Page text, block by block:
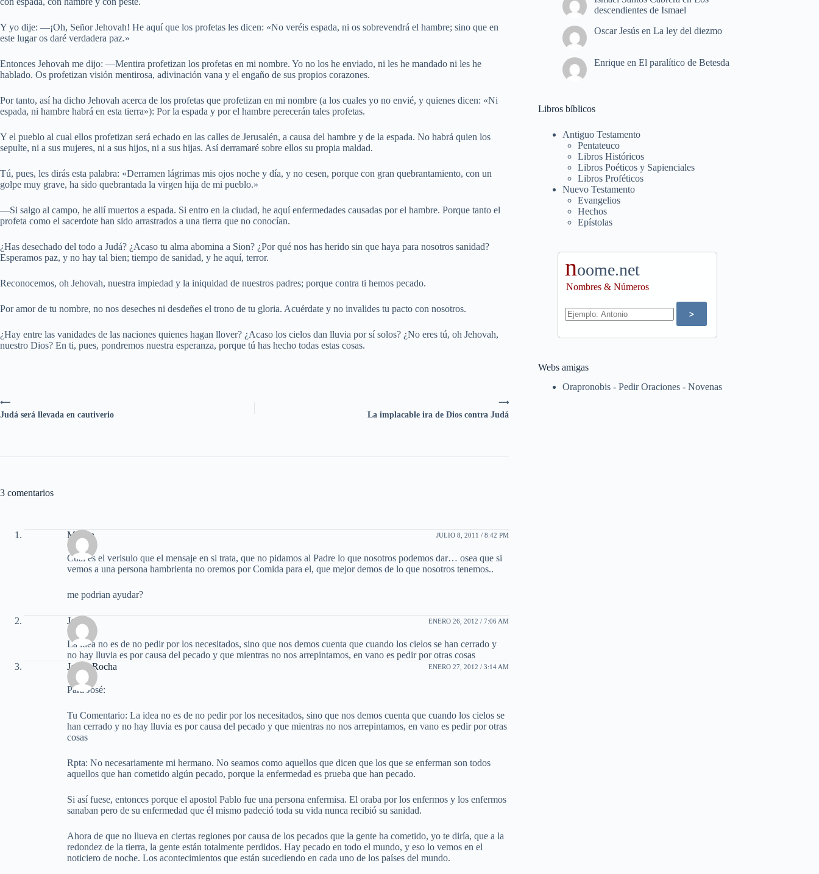
Y yo dije: —¡Oh, Señor Jehovah! He aquí que los profetas les dicen: «No veréis espada, ni os sobrevendrá el hambre; sino que en
este lugar os daré verdadera paz.»
Entonces Jehovah me dijo: —Mentira profetizan los profetas en mi nombre. Yo no los he enviado, ni les he mandado ni les he
hablado. Os profetizan visión mentirosa, adivinación vana y el engaño de sus propios corazones.
Por tanto, así ha dicho Jehovah acerca de los profetas que profetizan en mi nombre (a los cuales yo no envié, y quienes dicen: «Ni
espada, ni hambre habrá en esta tierra»): Por la espada y por el hambre perecerán tales profetas.
Y el pueblo al cual ellos profetizan será echado en las calles de Jerusalén, a causa del hambre y de la espada. No habrá quien los
sepulte, ni a sus mujeres, ni a sus hijos, ni a sus hijas. Así derramaré sobre ellos su propia maldad.
Tú, pues, les dirás esta palabra: «Derramen lágrimas mis ojos noche y día, y no cesen, porque con gran quebrantamiento, con un
golpe muy grave, ha sido quebrantada la virgen hija de mi pueblo.»
—Si salgo al campo, he allí muertos a espada. Si entro en la ciudad, he aquí enfermedades causadas por el hambre. Porque tanto el
profeta como el sacerdote han sido arrastrados a una tierra que no conocían.
¿Has desechado del todo a Judá? ¿Acaso tu alma abomina a Sion? ¿Por qué nos has herido sin que haya para nosotros sanidad?
Esperamos paz, y no hay tal bien; tiempo de sanidad, y he aquí, terror.
Reconocemos, oh Jehovah, nuestra impiedad y la iniquidad de nuestros padres; porque contra ti hemos pecado.
Por amor de tu nombre, no nos deseches ni desdeñes el trono de tu gloria. Acuérdate y no invalides tu pacto con nosotros.
¿Hay entre las vanidades de las naciones quienes hagan llover? ¿Acaso los cielos dan lluvia por sí solos? ¿No eres tú, oh Jehovah,
nuestro Dios? En ti, pues, pondremos nuestra esperanza, porque tú has hecho todas estas cosas.
⟶
La implacable ira de Dios contra Judá
⟵
Judá será llevada en cautiverio
3 comentarios
Martha JULIO 8, 2011 / 8:42 PM
Cual es el verisulo que el mensaje en si trata, que no pidamos al Padre lo que nosotros podemos dar… osea que si
vemos a una persona hambrienta no oremos por Comida para el, que mejor demos de lo que nosotros tenemos..
me podrian ayudar?
José ENERO 26, 2012 / 7:06 AM
La idea no es de no pedir por los necesitados, sino que nos demos cuenta que cuando los cielos se han cerrado y
no hay lluvia es por causa del pecado y que mientras no nos arrepintamos, en vano es pedir por otras cosas
Joe F. Rocha
ENERO 27, 2012 / 3:14 AM
Para José:
Tu Comentario: La idea no es de no pedir por los necesitados, sino que nos demos cuenta que cuando los cielos se
han cerrado y no hay lluvia es por causa del pecado y que mientras no nos arrepintamos, en vano es pedir por otras
cosas
Rpta: No necesariamente mi hermano. No seamos como aquellos que dicen que los que se enferman son todos
aquellos que han cometido algún pecado, porque la enfermedad es prueba que han pecado.
Si así fuese, entonces porque el apostol Pablo fue una persona enfermisa. El oraba por los enfermos y los enfermos
sanaban pero de su enfermedad que él mismo padeció toda su vida nunca recibió su sanidad.
Ahora de que no llueva en ciertas regiones por causa de los pecados que la gente ha cometido, yo te diría, que a la
redondez de la tierra, la gente están totalmente perdidos. Hay pecado en todo el mundo, y eso lo vemos en el
noticiero de noche. Los acontecimientos que están sucediendo en cada uno de los países del mundo.
descendientes de Ismael
Oscar Jesús enLa ley del diezmo
Enrique enEl paralítico de Betesda
Libros bíblicos
Antiguo Testamento
Pentateuco
Libros Históricos
Libros Poéticos y Sapienciales
Libros Proféticos
Nuevo Testamento
Evangelios
Hechos
Epístolas
noome.net
Nombres & Números
Webs amigas
Orapronobis - Pedir Oraciones - Novenas